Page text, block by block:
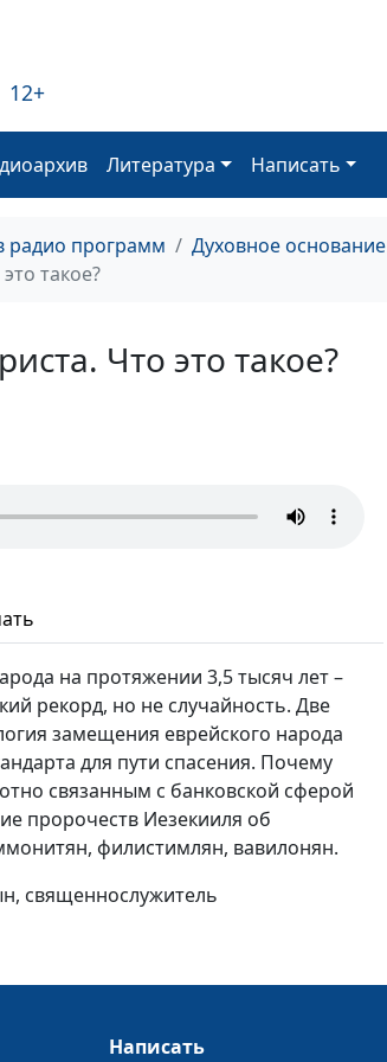
12+
Литература Написать
радио программ Духовное основание
такое?
Что это такое?
на протяжении 3,5 тысяч лет –
рекорд, но не случайность. Две
замещения еврейского народа
для пути спасения. Почему
связанным с банковской сферой
пророчеств Иезекииля об
филистимлян, вавилонян.
священнослужитель
Написать